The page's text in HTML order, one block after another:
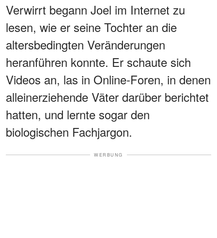
Verwirrt begann Joel im Internet zu
lesen, wie er seine Tochter an die
altersbedingten Veränderungen
heranführen konnte. Er schaute sich
Videos an, las in Online-Foren, in denen
alleinerziehende Väter darüber berichtet
hatten, und lernte sogar den
biologischen Fachjargon.
WERBUNG